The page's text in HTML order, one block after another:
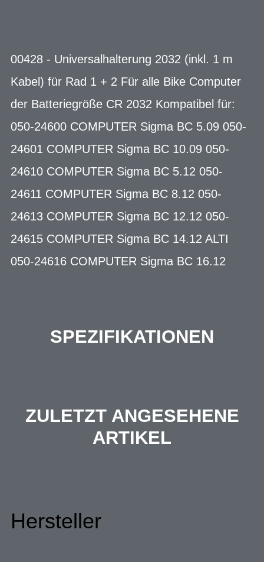
00428 - Universalhalterung 2032 (inkl. 1 m
Kabel) für Rad 1 + 2 Für alle Bike Computer
der Batteriegröße CR 2032 Kompatibel für:
050-24600 COMPUTER Sigma BC 5.09 050-
24601 COMPUTER Sigma BC 10.09 050-
24610 COMPUTER Sigma BC 5.12 050-
24611 COMPUTER Sigma BC 8.12 050-
24613 COMPUTER Sigma BC 12.12 050-
24615 COMPUTER Sigma BC 14.12 ALTI
050-24616 COMPUTER Sigma BC 16.12
SPEZIFIKATIONEN
ZULETZT ANGESEHENE
ARTIKEL
Hersteller